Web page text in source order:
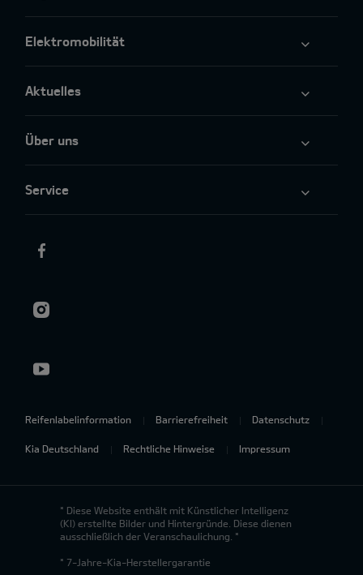
Elektromobilität
Aktuelles
Über uns
Service
Reifenlabelinformation Barrierefreiheit Datenschutz
Kia Deutschland Rechtliche Hinweise Impressum
* Diese Website enthält mit Künstlicher Intelligenz
(KI) erstellte Bilder und Hintergründe. Diese dienen
ausschließlich der Veranschaulichung. *
* 7-Jahre-Kia-Herstellergarantie